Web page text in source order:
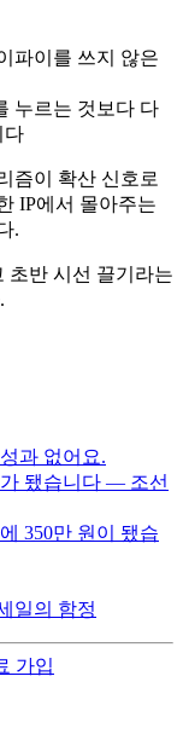
파이를 쓰지 않은
누르는 것보다 다
다
즘이 확산 신호로
IP에서 몰아주는
.
초반 시선 끌기라는
과 없어요.
됐습니다 — 조선
350만 원이 됐습
일의 함정
가입